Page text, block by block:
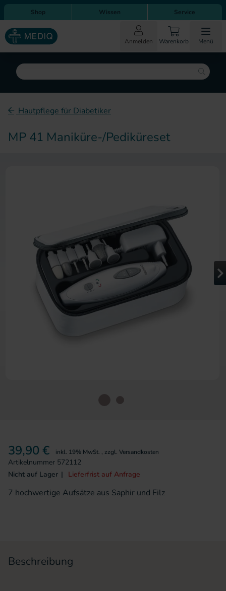
Direkt zum Inhalt
Direkt zur Hauptnavigation
Shop Wissen Service
Anmelden Warenkorb Menü
Suche
Hautpflege für Diabetiker
MP 41 Maniküre-/Pediküreset
39,90 € inkl. 19% MwSt. , zzgl. Versandkosten
Artikelnummer 572112
Nicht auf Lager
Lieferfrist auf Anfrage
7 hochwertige Aufsätze aus Saphir und Filz
Beschreibung